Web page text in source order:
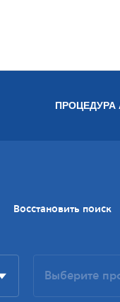
Восстановить поиск